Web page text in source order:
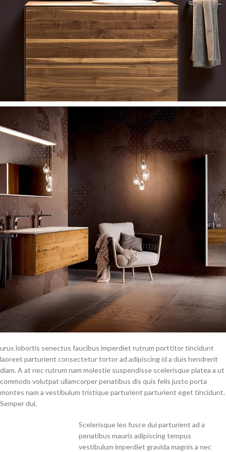
urus lobortis senectus faucibus imperdiet rutrum porttitor tincidunt
laoreet parturient consectetur tortor ad adipiscing id a duis hendrerit
diam. A at nec rutrum nam molestie suspendisse scelerisque platea a ut
commodo volutpat ullamcorper penatibus dis quis felis justo porta
montes nam a vestibulum tristique parturient parturient eget tincidunt.
Semper dui.
Scelerisque leo fusce dui parturient ad a
penatibus mauris adipiscing tempus
vestibulum imperdiet gravida magnis a nec